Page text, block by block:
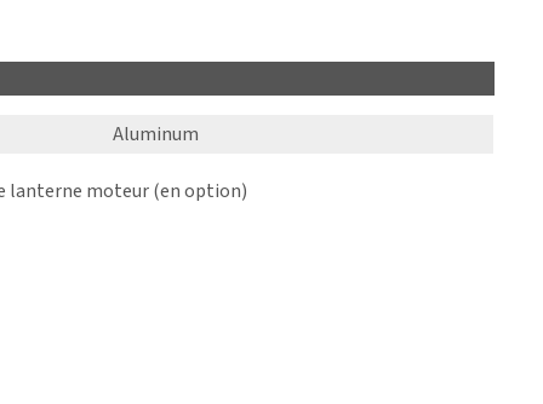
Aluminum
lanterne moteur (en option)